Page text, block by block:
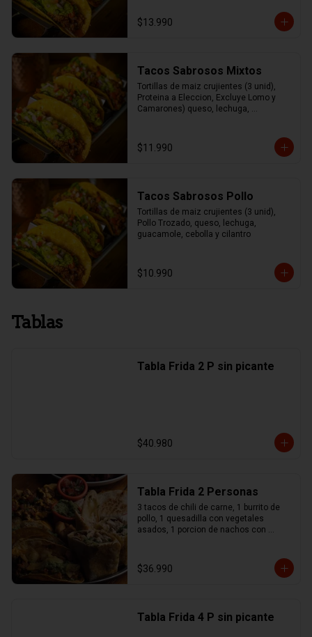
$13.990
Tacos Sabrosos Mixtos
Tortillas de maiz crujientes (3 unid),
Proteina a Eleccion, Excluye Lomo y
Camarones) queso, lechuga,
$11.990
Tacos Sabrosos Pollo
Tortillas de maiz crujientes (3 unid),
Pollo Trozado, queso, lechuga,
guacamole, cebolla y cilantro
$10.990
Tablas
Tabla Frida 2 P sin picante
$40.980
Tabla Frida 2 Personas
3 tacos de chili de carne, 1 burrito de
pollo, 1 quesadilla con vegetales
asados, 1 porcion de nachos con
guacamole, sour cream, pico de gallo
$36.990
Tabla Frida 4 P sin picante